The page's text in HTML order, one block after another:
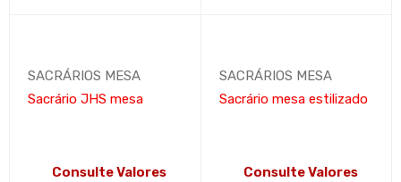
SACRÁRIOS MESA
Sacrário JHS mesa
Consulte Valores
SACRÁRIOS MESA
Sacrário mesa estilizado
Consulte Valores